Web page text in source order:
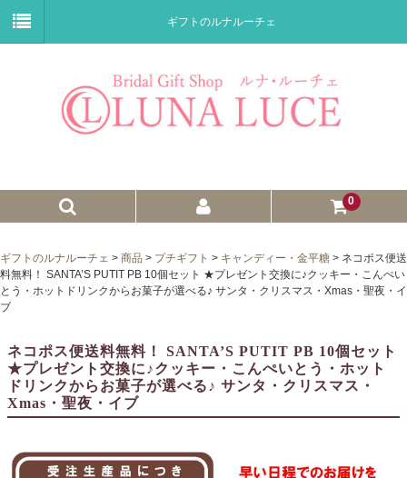
ギフトのルナルーチェ
0
プチギフト
子育て卒業証書
ウェルカムボード
ペーパーアイテム
ギフトのルナルーチェ > 商品 > プチギフト > キャンディー・金平糖 > ネコポス便送
料無料！ SANTA’S PUTIT PB 10個セット ★プレゼント交換に♪クッキー・こんぺい
とう・ホットドリンクからお菓子が選べる♪ サンタ・クリスマス・Xmas・聖夜・イ
ブ
ネコポス便送料無料！ SANTA’S PUTIT PB 10個セット
★プレゼント交換に♪クッキー・こんぺいとう・ホット
ドリンクからお菓子が選べる♪ サンタ・クリスマス・
Xmas・聖夜・イブ